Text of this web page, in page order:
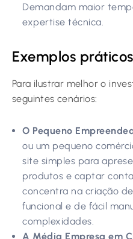
Demandam maior
expertise técnica.
Exemplos
Para ilustrar melhor o
seguintes cenários:
O Pequeno
ou um pequeno
site simples para
produtos e captar
concentra na criação
funcional e de fácil
complexidades.
A Média Empresa em